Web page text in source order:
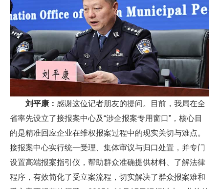
刘平康： 感谢这位记者朋友的提问。目前，我局在全
省率先设立了接报案中心及“涉企报案专用窗口”，核心目
的是‌精准回应企业在维权报案过程中的现实关切与难点。
接报案中心实行统一受理、集体审议与归口处置，并专门
设置高端报案指引仪，帮助群众准确提供材料、了解法律
程序，有效简化了受立案流程，切实解决了群众报案难和